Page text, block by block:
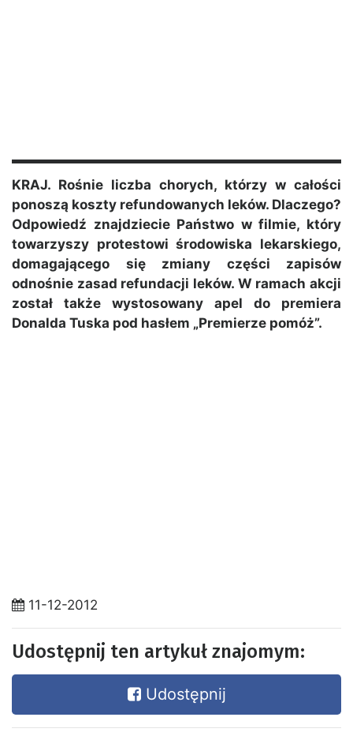
KRAJ. Rośnie liczba chorych, którzy w całości
ponoszą koszty refundowanych leków. Dlaczego?
Odpowiedź znajdziecie Państwo w filmie, który
towarzyszy protestowi środowiska lekarskiego,
domagającego się zmiany części zapisów
odnośnie zasad refundacji leków. W ramach akcji
został także wystosowany apel do premiera
Donalda Tuska pod hasłem „Premierze pomóż”.
11-12-2012
Udostępnij ten artykuł znajomym:
Udostępnij